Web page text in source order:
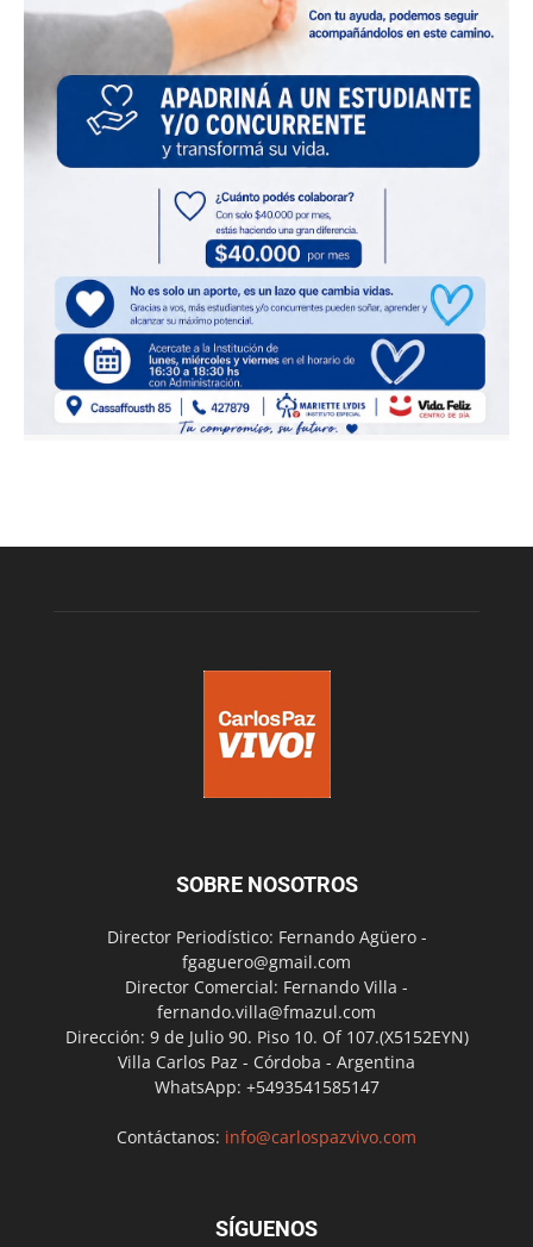
SOBRE NOSOTROS
Director Periodístico: Fernando Agüero -
fgaguero@gmail.com
Director Comercial: Fernando Villa -
fernando.villa@fmazul.com
Dirección: 9 de Julio 90. Piso 10. Of 107.(X5152EYN)
Villa Carlos Paz - Córdoba - Argentina
WhatsApp: +5493541585147
Contáctanos: info@carlospazvivo.com
SÍGUENOS